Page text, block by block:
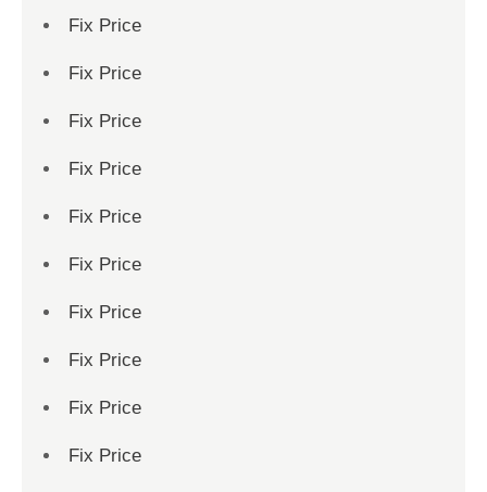
Fix Price
Fix Price
Fix Price
Fix Price
Fix Price
Fix Price
Fix Price
Fix Price
Fix Price
Fix Price